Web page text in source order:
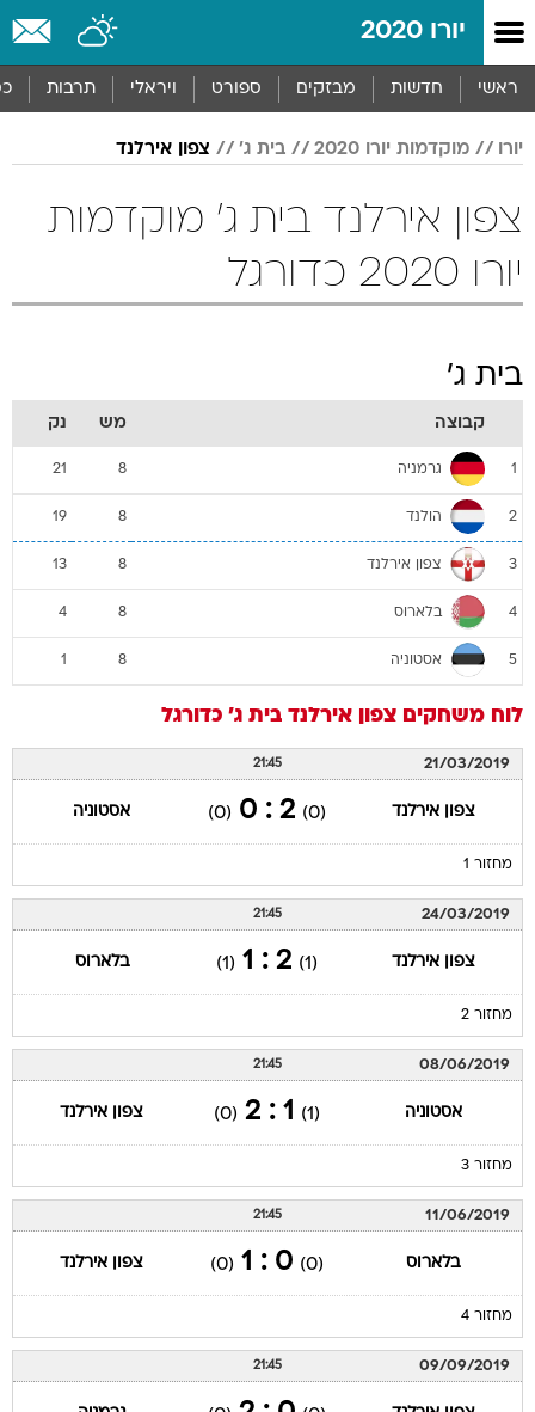
יורו 2020
ראשי חדשות מבזקים ספורט ויראלי תרבות
יורו מוקדמות יורו 2020 בית ג' צפון אירלנד
צפון אירלנד בית ג' מוקדמות
יורו 2020 כדורגל
בית ג'
קבוצה מש נק
1 גרמניה 8
21
2 הולנד 8
19
3 צפון אירלנד 8
13
4 בלארוס 8
4
5 אסטוניה 8
1
לוח משחקים צפון אירלנד בית ג' כדורגל
21/03/2019
21:45
צפון אירלנד (0)
2 : 0
(0) אסטוניה
מחזור 1
24/03/2019
21:45
צפון אירלנד (1)
2 : 1
(1) בלארוס
מחזור 2
08/06/2019
21:45
אסטוניה (1)
1 : 2
(0) צפון אירלנד
מחזור 3
11/06/2019
21:45
בלארוס (0)
0 : 1
(0) צפון אירלנד
מחזור 4
09/09/2019
21:45